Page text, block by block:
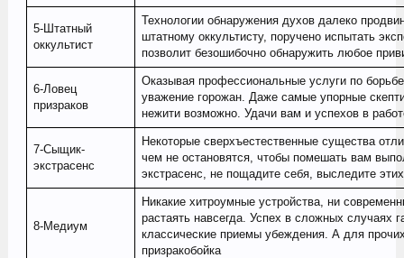
5-Штатный
оккультист
Технологии обнаружения духов далеко
штатному оккультисту, поручено испытать
позволит безошибочно обнаружить любое
6-Ловец
призраков
Оказывая профессиональные услуги по
уважение горожан. Даже самые упорные
нежити возможно. Удачи вам и успехов в
7-Сыщик-
экстрасенс
Некоторые сверхъестественные существа
чем не остановятся, чтобы помешать вам
экстрасенс, не пощадите себя, выследите
8-Медиум
Никакие хитроумные устройства, ни
растаять навсегда. Успех в сложных случаях
классические приемы убеждения. А для
призракобойка